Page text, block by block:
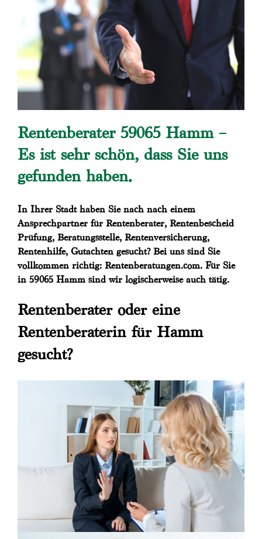
Rentenberater 59065 Hamm –
Es ist sehr schön, dass Sie uns
gefunden haben.
In Ihrer Stadt haben Sie nach nach einem
Ansprechpartner für Rentenberater, Rentenbescheid
Prüfung, Beratungsstelle, Rentenversicherung,
Rentenhilfe, Gutachten gesucht? Bei uns sind Sie
vollkommen richtig: Rentenberatungen.com. Für Sie
in 59065 Hamm sind wir logischerweise auch tätig.
Rentenberater oder eine
Rentenberaterin für Hamm
gesucht?